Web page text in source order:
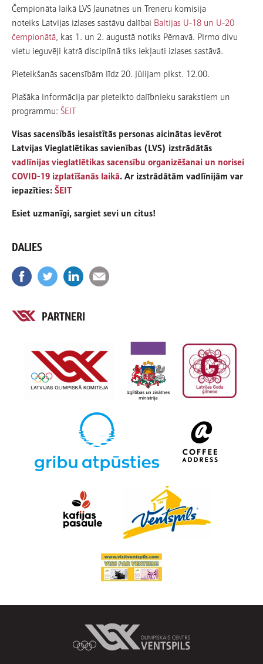
Čempionāta laikā LVS Jaunatnes un Treneru komisija
noteiks Latvijas izlases sastāvu dalībai Baltijas U-18 un U-20
čempionātā, kas 1. un 2. augustā notiks Pērnavā. Pirmo divu
vietu ieguvēji katrā disciplīnā tiks iekļauti izlases sastāvā.
Pieteikšanās sacensībām līdz 20. jūlijam plkst. 12.00.
Plašāka informācija par pieteikto dalībnieku sarakstiem un
programmu: ŠEIT
Visas sacensībās iesaistītās personas aicinātas ievērot
Latvijas Vieglatlētikas savienības (LVS) izstrādātās
vadlīnijas vieglatlētikas sacensību organizēšanai un norisei
COVID-19 izplatīšanās laikā. Ar izstrādātām vadlīnijām var
iepazīties:ŠEIT
Esiet uzmanīgi, sargiet sevi un citus!
DALIES
PARTNERI